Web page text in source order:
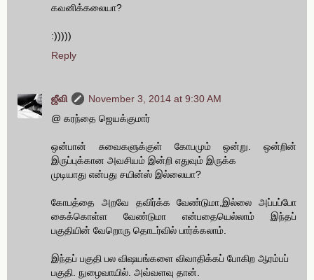
கவனிக்கலையா?
:)))))
Reply
ஜீவி
November 3, 2014 at 9:30 AM
@ கரந்தை ஜெயக்குமார்
ஒன்பான் சுவைகளுக்குள் கோபமும் ஒன்று. ஒன்றின்
இருப்புக்கான அவசியம் இன்றி எதுவும் இருக்க
முடியாது என்பது சயின்ஸ் இல்லையா?
கோபத்தை அறவே தவிர்க்க வேண்டுமா,இல்லை அப்பப்போ
கைக்கொள்ள வேண்டுமா என்பதையெல்லாம் இந்தப்
பகுதியின் வேறொரு தொடர்வில் பார்க்கலாம்.
இந்தப் பகுதி பல விஷயங்களை விவாதிக்கப் போகிற ஆரம்பப்
பகுதி. நுழைவாயில். அவ்வளவு தான்.